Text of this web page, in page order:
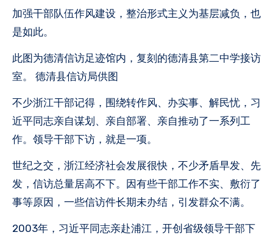
加强干部队伍作风建设，整治形式主义为基层减负，也
是如此。
此图为德清信访足迹馆内，复刻的德清县第二中学接访
室。 德清县信访局供图
不少浙江干部记得，围绕转作风、办实事、解民忧，习
近平同志亲自谋划、亲自部署、亲自推动了一系列工
作。领导干部下访，就是一项。
世纪之交，浙江经济社会发展很快，不少矛盾早发、先
发，信访总量居高不下。因有些干部工作不实、敷衍了
事等原因，一些信访件长期未办结，引发群众不满。
2003年，习近平同志亲赴浦江，开创省级领导干部下